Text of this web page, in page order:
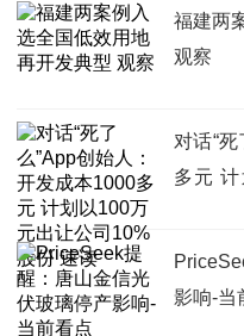
福建两
观察
对话“
多元
影响-当